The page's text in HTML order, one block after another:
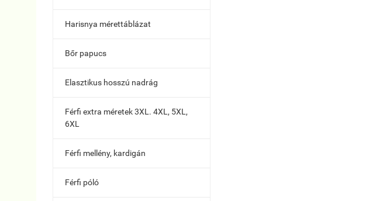
Harisnya mérettáblázat
Bőr papucs
Elasztikus hosszú nadrág
Férfi extra méretek 3XL. 4XL, 5XL,
6XL
Férfi mellény, kardigán
Férfi póló